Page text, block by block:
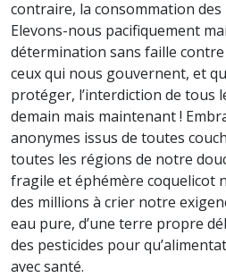
contraire, la consommation
Elevons-nous pacifiquement
détermination sans faille contre
ceux qui nous gouvernent, et
protéger, l’interdiction de tous
demain mais maintenant !
anonymes issus de toutes
toutes les régions de notre
fragile et éphémère coquelicot
des millions à crier notre
eau pure, d’une terre propre
des pesticides pour
avec santé.